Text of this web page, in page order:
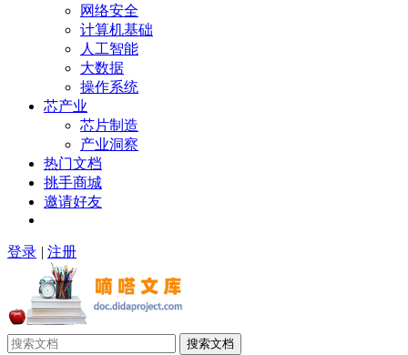
网络安全
计算机基础
人工智能
大数据
操作系统
芯产业
芯片制造
产业洞察
热门文档
挑手商城
邀请好友
登录 | 注册
搜索文档